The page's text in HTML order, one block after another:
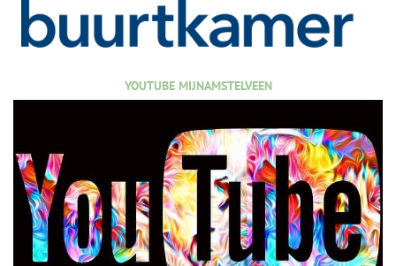
YOUTUBE MIJNAMSTELVEEN